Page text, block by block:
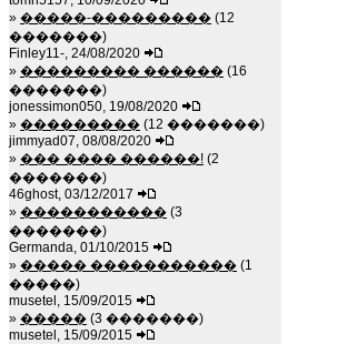
» �����-��������� (12
�������)
Finley11-, 24/08/2020
» ��������� ������ (16
�������)
jonessimon050, 19/08/2020
» ��������� (12 �������)
jimmyad07, 08/08/2020
» ��� ���� ������! (2
�������)
46ghost, 03/12/2017
» ����������� (3
�������)
Germanda, 01/10/2015
» ����� ����������� (1
�����)
musetel, 15/09/2015
» ����� (3 �������)
musetel, 15/09/2015